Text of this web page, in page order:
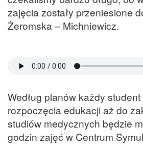
zajęcia zostały przeniesione
Żeromska – Michniewicz.
Według planów każdy
rozpoczęcia edukacji aż do
studiów medycznych będzie
godzin zajęć w Centrum